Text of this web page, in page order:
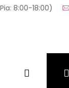
8:00-18:00)
VÝHODNÉ SADY
Hľadať